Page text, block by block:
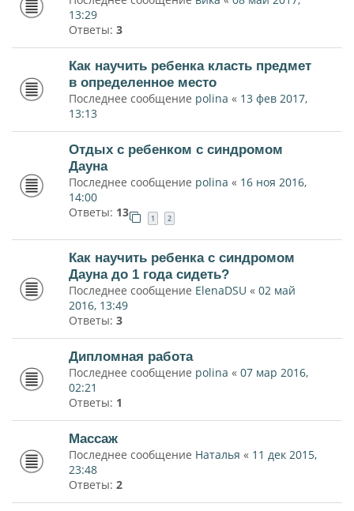
13:29
Ответы: 3
Как научить ребенка класть предмет
в определенное место
Последнее сообщение polina « 13 фев 2017,
13:13
Отдых с ребенком с синдромом
Дауна
Последнее сообщение polina « 16 ноя 2016,
14:00
Ответы: 13 1 2
Как научить ребенка с синдромом
Дауна до 1 года сидеть?
Последнее сообщение ElenaDSU « 02 май
2016, 13:49
Ответы: 3
Дипломная работа
Последнее сообщение polina « 07 мар 2016,
02:21
Ответы: 1
Массаж
Последнее сообщение Наталья « 11 дек 2015,
23:48
Ответы: 2